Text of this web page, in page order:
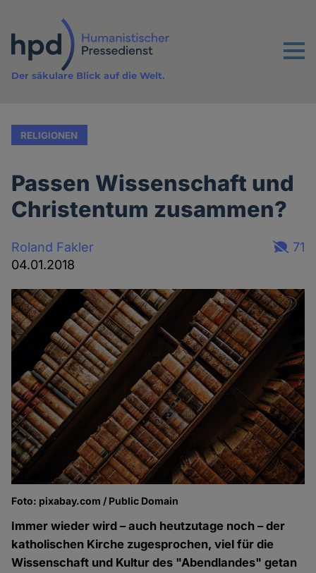
Inhalt
Menu
Der säkulare Blick auf die Welt.
RELIGIONEN
Passen Wissenschaft und
Christentum zusammen?
Roland Fakler
04.01.2018
71
Foto: pixabay.com / Public Domain
Immer wieder wird – auch heutzutage noch – der
katholischen Kirche zugesprochen, viel für die
Wissenschaft und Kultur des "Abendlandes" getan